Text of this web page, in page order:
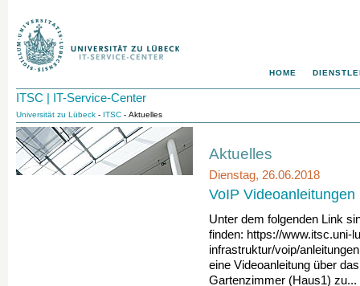
HOME
ITSC | IT-Service-Center
Universität zu Lübeck - ITSC - Aktuelles
Aktuelles
Dienstag, 26.06.2018
VoIP Videoanleitungen
Unter dem folgenden Link
finden: https://www.itsc.uni-
infrastruktur/voip/
eine Videoanleitung über
Gartenzimmer (Haus1) zu...